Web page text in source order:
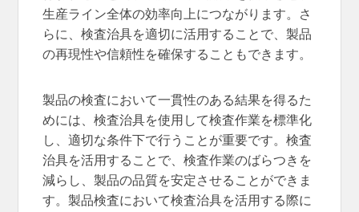
生産ライン全体の効率向上につながります。さ
らに、検査治具を適切に活用することで、製品
の再現性や信頼性を確保することもできます。
製品の検査において一貫性のある結果を得るた
めには、検査治具を使用して検査作業を標準化
し、適切な条件下で行うことが重要です。検査
治具を活用することで、検査作業のばらつきを
減らし、製品の品質を安定させることができま
す。製品検査において検査治具を活用する際に